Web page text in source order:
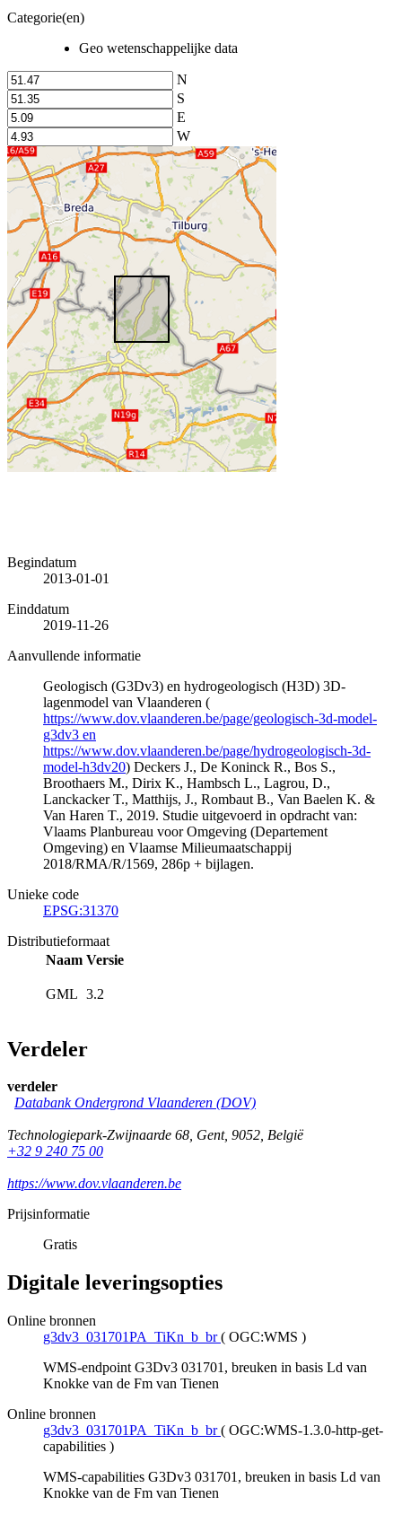
Categorie(en)
Geo wetenschappelijke data
N
S
E
W
Begindatum
2013-01-01
Einddatum
2019-11-26
Aanvullende informatie
Geologisch (G3Dv3) en hydrogeologisch (H3D) 3D-
lagenmodel van Vlaanderen (
https://www.dov.vlaanderen.be/page/geologisch-3d-model-
g3dv3 en
https://www.dov.vlaanderen.be/page/hydrogeologisch-3d-
model-h3dv20) Deckers J., De Koninck R., Bos S.,
Broothaers M., Dirix K., Hambsch L., Lagrou, D.,
Lanckacker T., Matthijs, J., Rombaut B., Van Baelen K. &
Van Haren T., 2019. Studie uitgevoerd in opdracht van:
Vlaams Planbureau voor Omgeving (Departement
Omgeving) en Vlaamse Milieumaatschappij
2018/RMA/R/1569, 286p + bijlagen.
Unieke code
EPSG:31370
Distributieformaat
Naam Versie
GML 3.2
Verdeler
verdeler
Databank Ondergrond Vlaanderen (DOV)
Technologiepark-Zwijnaarde 68, Gent, 9052, België
+32 9 240 75 00
https://www.dov.vlaanderen.be
Prijsinformatie
Gratis
Digitale leveringsopties
Online bronnen
g3dv3_031701PA_TiKn_b_br ( OGC:WMS )
WMS-endpoint G3Dv3 031701, breuken in basis Ld van
Knokke van de Fm van Tienen
Online bronnen
g3dv3_031701PA_TiKn_b_br ( OGC:WMS-1.3.0-http-get-
capabilities )
WMS-capabilities G3Dv3 031701, breuken in basis Ld van
Knokke van de Fm van Tienen